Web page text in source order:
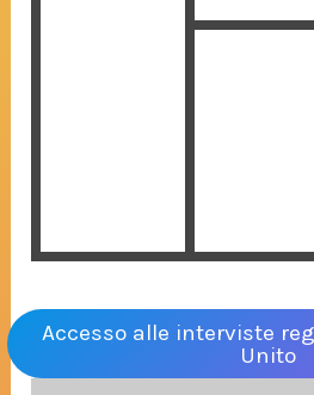
Accesso alle interviste
Unito